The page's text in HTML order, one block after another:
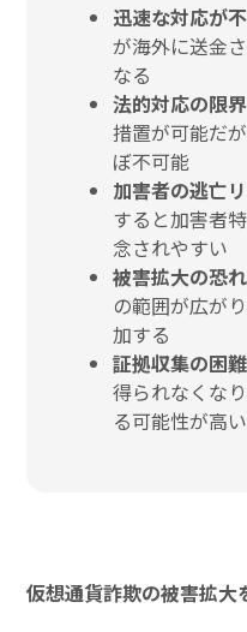
迅速な対応が
が海外に送金
なる
法的対応の限界
措置が可能だ
ぼ不可能
加害者の逃亡
すると加害者
念されやすい
被害拡大の恐れ
の範囲が広が
加する
証拠収集の困難
得られなくな
る可能性が高い
仮想通貨詐欺の被害拡大